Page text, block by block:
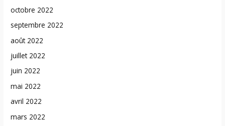
octobre 2022
septembre 2022
août 2022
juillet 2022
juin 2022
mai 2022
avril 2022
mars 2022